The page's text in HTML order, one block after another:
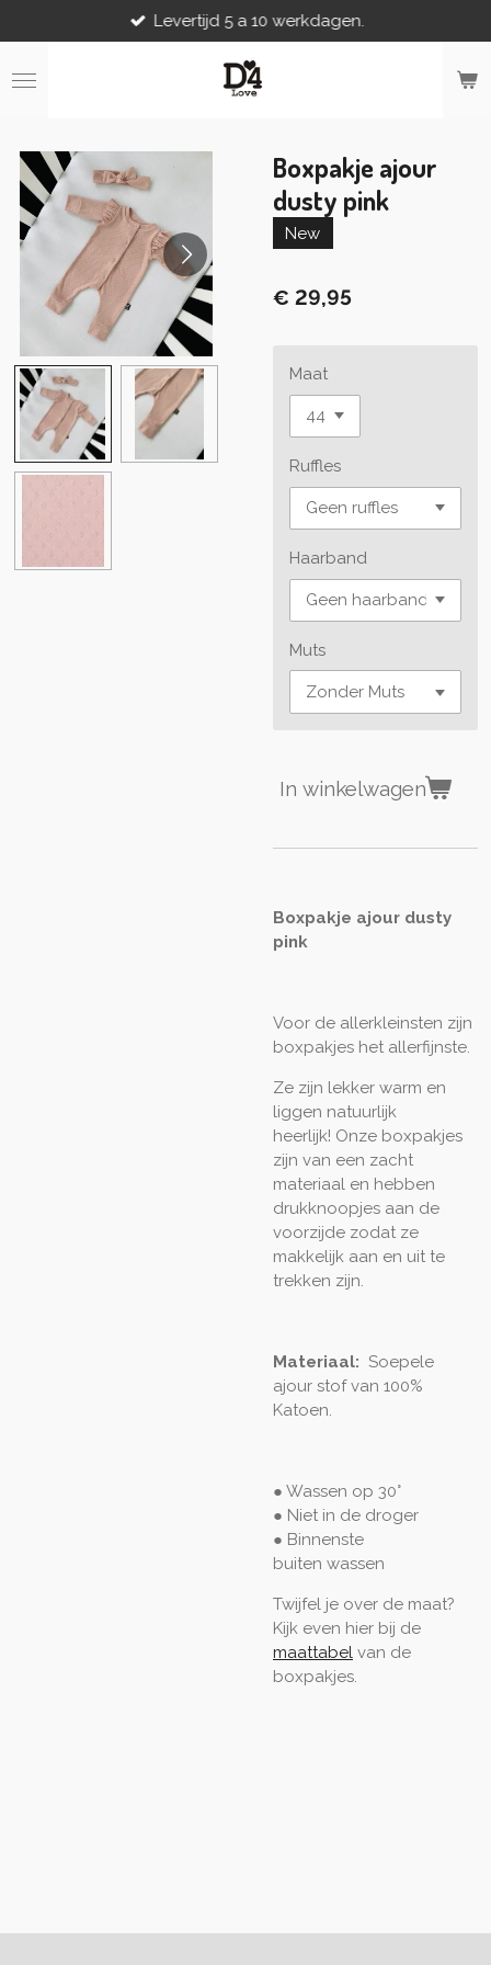
direct
naar
de
Levertijd 5 a 10 werkdagen.
Boxpakje ajour
dusty pink
New
€ 29,95
Maat
Ruffles
Haarband
Muts
In winkelwagen
Boxpakje ajour dusty
pink
Voor de allerkleinsten zijn
boxpakjes het allerfijnste.
Ze zijn lekker warm en
liggen natuurlijk
heerlijk! Onze boxpakjes
zijn van een zacht
materiaal en hebben
drukknoopjes aan de
voorzijde zodat ze
makkelijk aan en uit te
trekken zijn.
Materiaal: Soepele
ajour stof van 100%
Katoen.
● Wassen op 30°
● Niet in de droger
● Binnenste
buiten wassen
Twijfel je over de maat?
Kijk even hier bij de
maattabel van de
boxpakjes.